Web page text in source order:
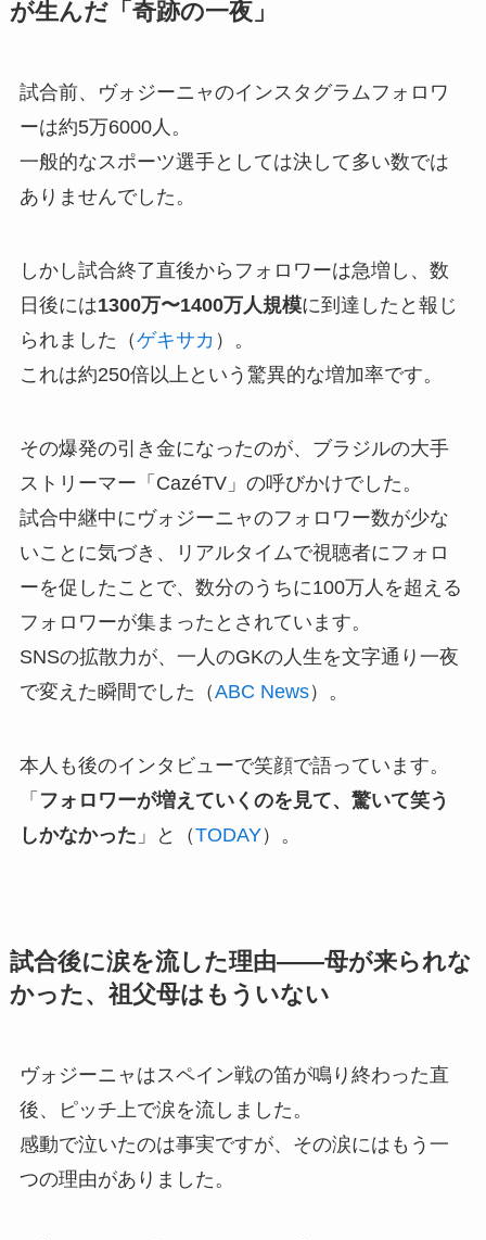
が生んだ「奇跡の一夜」
試合前、ヴォジーニャのインスタグラムフォロワ
ーは約5万6000人。
一般的なスポーツ選手としては決して多い数では
ありませんでした。
しかし試合終了直後からフォロワーは急増し、数
日後には1300万〜1400万人規模に到達したと報じ
られました（ゲキサカ ）。
これは約250倍以上という驚異的な増加率です。
その爆発の引き金になったのが、ブラジルの大手
ストリーマー「CazéTV」の呼びかけでした。
試合中継中にヴォジーニャのフォロワー数が少な
いことに気づき、リアルタイムで視聴者にフォロ
ーを促したことで、数分のうちに100万人を超える
フォロワーが集まったとされています。
SNSの拡散力が、一人のGKの人生を文字通り一夜
で変えた瞬間でした（ABC News）。
本人も後のインタビューで笑顔で語っています。
「 フォロワーが増えていくのを見て、驚いて笑う
しかなかった 」と（TODAY）。
試合後に涙を流した理由——母が来られな
かった、祖父母はもういない
ヴォジーニャはスペイン戦の笛が鳴り終わった直
後、ピッチ上で涙を流しました。
感動で泣いたのは事実ですが、その涙にはもう一
つの理由がありました。